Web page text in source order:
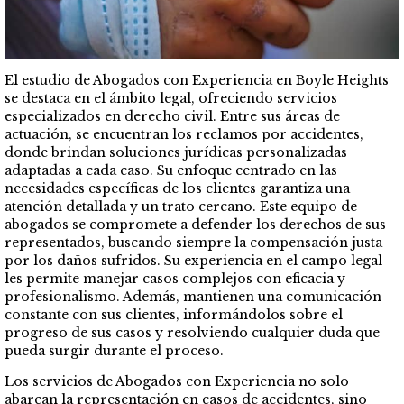
El estudio de Abogados con Experiencia en Boyle Heights
se destaca en el ámbito legal, ofreciendo servicios
especializados en derecho civil. Entre sus áreas de
actuación, se encuentran los reclamos por accidentes,
donde brindan soluciones jurídicas personalizadas
adaptadas a cada caso. Su enfoque centrado en las
necesidades específicas de los clientes garantiza una
atención detallada y un trato cercano. Este equipo de
abogados se compromete a defender los derechos de sus
representados, buscando siempre la compensación justa
por los daños sufridos. Su experiencia en el campo legal
les permite manejar casos complejos con eficacia y
profesionalismo. Además, mantienen una comunicación
constante con sus clientes, informándolos sobre el
progreso de sus casos y resolviendo cualquier duda que
pueda surgir durante el proceso.
Los servicios de Abogados con Experiencia no solo
abarcan la representación en casos de accidentes, sino